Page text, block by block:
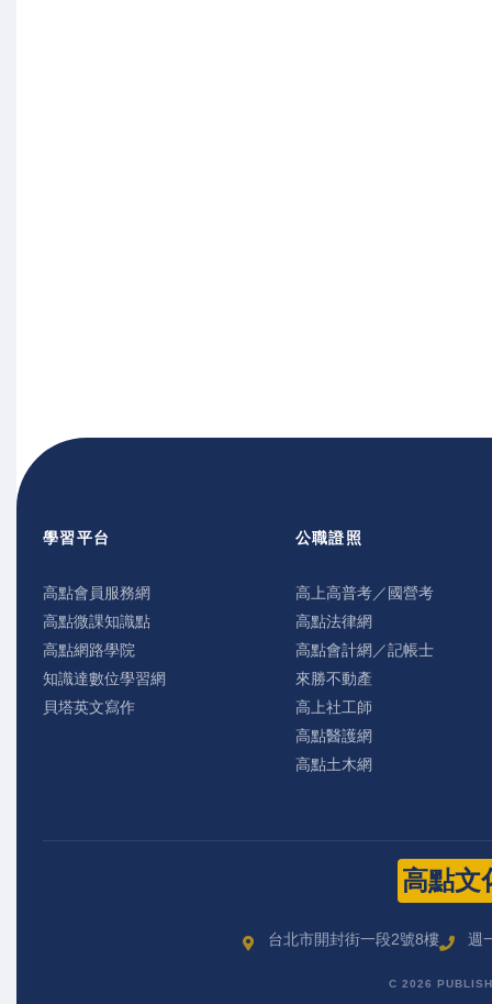
學習平台
高點會員服務網
高點微課知識點
高點網路學院
知識達數位學習網
貝塔英文寫作
公職證照
高上高普考／國營考
高點法律網
高點會計網／記帳士
來勝不動產
高上社工師
高點醫護網
高點土木網
高點文
台北市開封街一段2號8樓 週
C 2026